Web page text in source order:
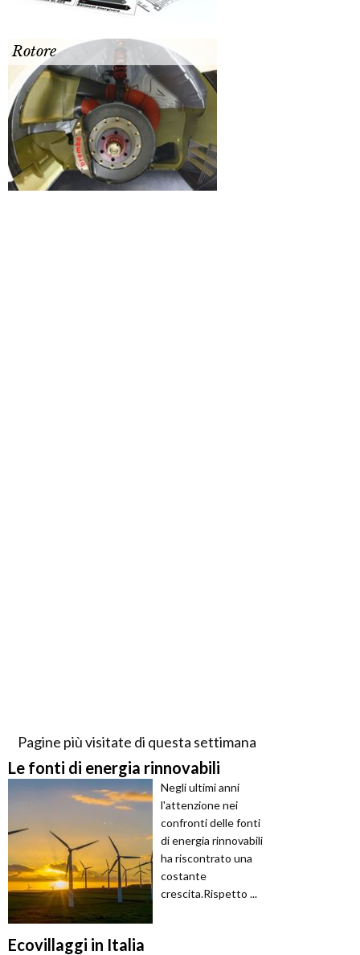
Rotore
Pagine più visitate di questa settimana
Le fonti di energia rinnovabili
Negli ultimi anni
l'attenzione nei
confronti delle fonti
di energia rinnovabili
ha riscontrato una
costante
crescita.Rispetto ...
Ecovillaggi in Italia